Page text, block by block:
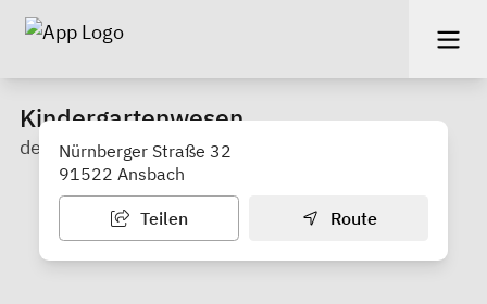
Kindergartenwesen
der Stadt Ansbach
Nürnberger Straße 32
91522 Ansbach
Teilen Route